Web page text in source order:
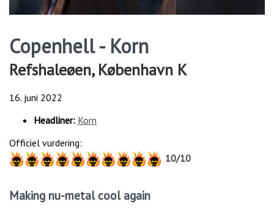
Copenhell - Korn
Refshaleøen, København K
16. juni 2022
Headliner: Korn
Officiel vurdering:
10/10
Making nu-metal cool again